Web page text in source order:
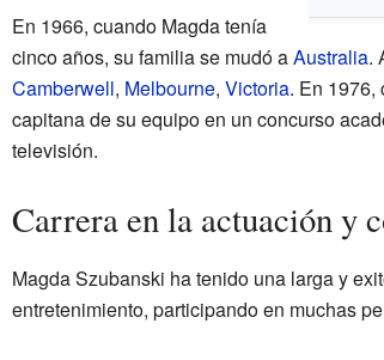
En 1966, cuando Magda tenía
cinco años, su familia se mudó aAustralia.
Camberwell, Melbourne, Victoria. En 1976,
capitana de su equipo en un concurso
televisión.
Carrera en la actuación y
Magda Szubanski ha tenido una larga y
entretenimiento, participando en muchas